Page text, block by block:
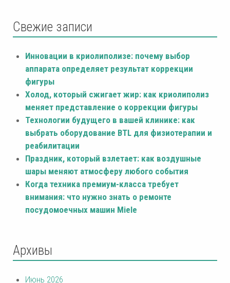
Свежие записи
Инновации в криолиполизе: почему выбор
аппарата определяет результат коррекции
фигуры
Холод, который сжигает жир: как криолиполиз
меняет представление о коррекции фигуры
Технологии будущего в вашей клинике: как
выбрать оборудование BTL для физиотерапии и
реабилитации
Праздник, который взлетает: как воздушные
шары меняют атмосферу любого события
Когда техника премиум-класса требует
внимания: что нужно знать о ремонте
посудомоечных машин Miele
Архивы
Июнь 2026